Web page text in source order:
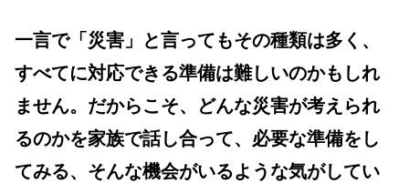
一言で「災害」と言ってもその種類は多く、
すべてに対応できる準備は難しいのかもしれ
ません。だからこそ、どんな災害が考えられ
るのかを家族で話し合って、必要な準備をし
てみる、そんな機会がいるような気がしてい